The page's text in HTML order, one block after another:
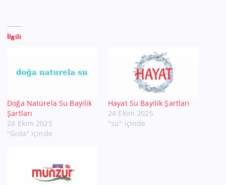
İlgili
Doğa Natürela Su Bayilik
Şartları
24 Ekim 2025
"Gıda" içinde
Hayat Su Bayilik Şartları
24 Ekim 2025
"su" içinde